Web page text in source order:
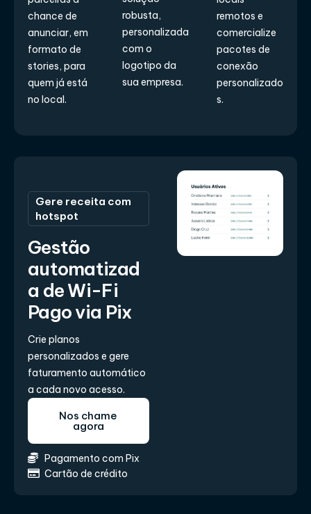
chance de
anunciar, em
formato de
stories, para
quem já está
no local.
robusta,
personalizada
com o
logotipo da
sua empresa.
remotos e
comercialize
pacotes de
conexão
personalizado
s.
Gere receita com
hotspot
Gestão
automatizad
a de Wi-Fi
Pago via Pix
Crie planos
personalizados e gere
faturamento automático
a cada novo acesso.
Nos chame
agora
Pagamento com Pix
Cartão de crédito